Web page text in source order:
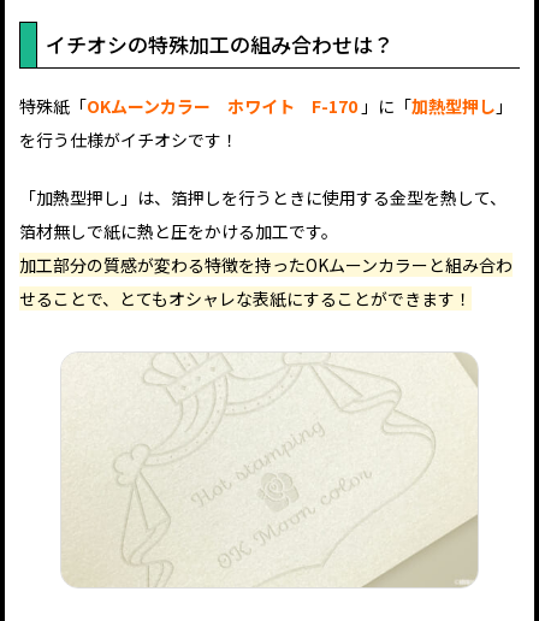
イチオシの特殊加工の組み合わせは？
特殊紙「OKムーンカラー ホワイト F-170 」に「加熱型押し 」
を行う仕様がイチオシです！
「加熱型押し」は、箔押しを行うときに使用する金型を熱して、
箔材無しで紙に熱と圧をかける加工です。
加工部分の質感が変わる特徴を持ったOKムーンカラーと組み合わ
せることで、とてもオシャレな表紙にすることができます！